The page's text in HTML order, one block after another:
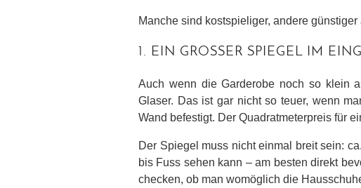
Manche sind kostspieliger, andere günstiger
1. EIN GROSSER SPIEGEL IM
Auch wenn die Garderobe noch so klein
Glaser. Das ist gar nicht so teuer, wenn
Wand befestigt. Der Quadratmeterpreis für
Der Spiegel muss nicht einmal breit sein:
bis Fuss sehen kann – am besten direkt
checken, ob man womöglich die